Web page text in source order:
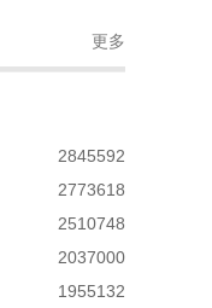
更多
2845592
2773618
2510748
2037000
1955132